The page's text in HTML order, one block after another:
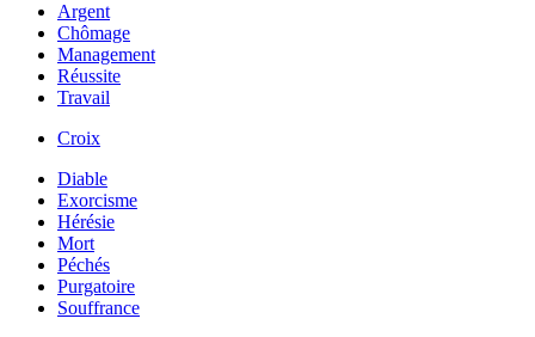
Argent
Chômage
Management
Réussite
Travail
Croix
Diable
Exorcisme
Hérésie
Mort
Péchés
Purgatoire
Souffrance